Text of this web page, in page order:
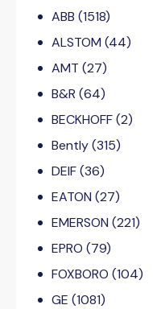
ABB (1518)
ALSTOM (44)
AMT (27)
B&R (64)
BECKHOFF(2)
Bently(315)
DEIF(36)
EATON (27)
EMERSON (221)
EPRO (79)
FOXBORO (104)
GE (1081)